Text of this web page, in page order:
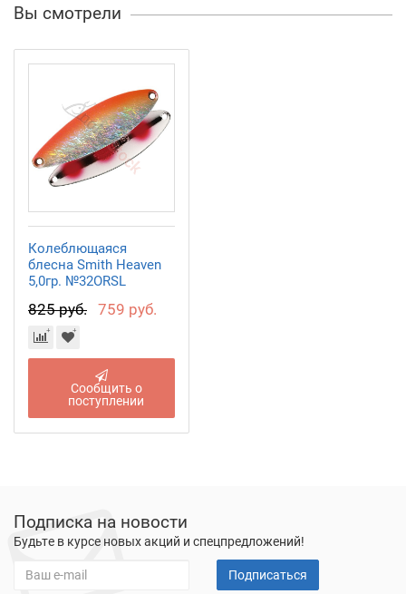
Вы смотрели
Колеблющаяся
блесна Smith Heaven
5,0гр. №32ORSL
825 руб. 759 руб.
Сообщить о
поступлении
Подписка на новости
Будьте в курсе новых акций и спецпредложений!
Подписаться